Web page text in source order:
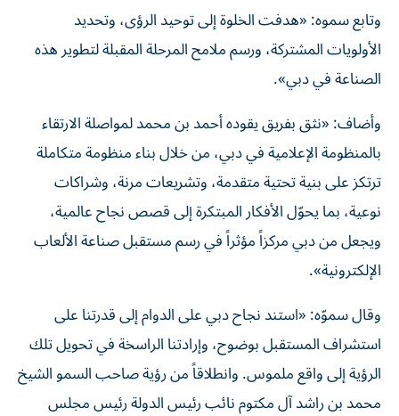
وتابع سموه: «هدفت الخلوة إلى توحيد الرؤى، وتحديد
الأولويات المشتركة، ورسم ملامح المرحلة المقبلة لتطوير هذه
الصناعة في دبي».
وأضاف: «نثق بفريق يقوده أحمد بن محمد لمواصلة الارتقاء
بالمنظومة الإعلامية في دبي، من خلال بناء منظومة متكاملة
ترتكز على بنية تحتية متقدمة، وتشريعات مرنة، وشراكات
نوعية، بما يحوّل الأفكار المبتكرة إلى قصص نجاح عالمية،
ويجعل من دبي مركزاً مؤثراً في رسم مستقبل صناعة الألعاب
الإلكترونية».
وقال سموّه: «استند نجاح دبي على الدوام إلى قدرتنا على
استشراف المستقبل بوضوح، وإرادتنا الراسخة في تحويل تلك
الرؤية إلى واقع ملموس. وانطلاقاً من رؤية صاحب السمو الشيخ
محمد بن راشد آل مكتوم نائب رئيس الدولة رئيس مجلس